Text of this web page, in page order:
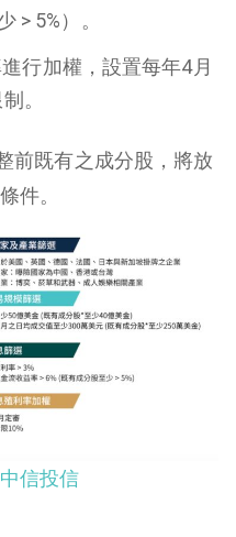
> 5%）。
行加權，設置每年4月
。
前既有之成分股，將放
件。
中信投信